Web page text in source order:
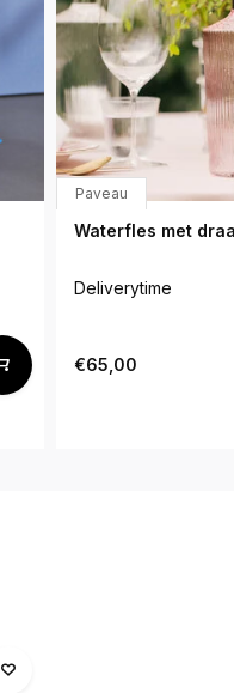
Paveau
Waterfles met
Deliverytime
€65,00